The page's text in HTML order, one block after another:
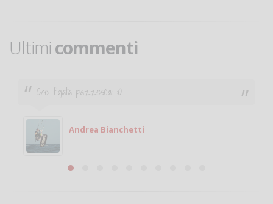
Ultimi commenti
Ciao. Sono a Treviglio da poco e vorrei tornare a
Michele
Michele Miglionico